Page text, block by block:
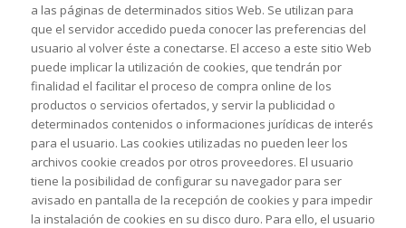
a las páginas de determinados sitios Web. Se utilizan para
que el servidor accedido pueda conocer las preferencias del
usuario al volver éste a conectarse. El acceso a este sitio Web
puede implicar la utilización de cookies, que tendrán por
finalidad el facilitar el proceso de compra online de los
productos o servicios ofertados, y servir la publicidad o
determinados contenidos o informaciones jurídicas de interés
para el usuario. Las cookies utilizadas no pueden leer los
archivos cookie creados por otros proveedores. El usuario
tiene la posibilidad de configurar su navegador para ser
avisado en pantalla de la recepción de cookies y para impedir
la instalación de cookies en su disco duro. Para ello, el usuario